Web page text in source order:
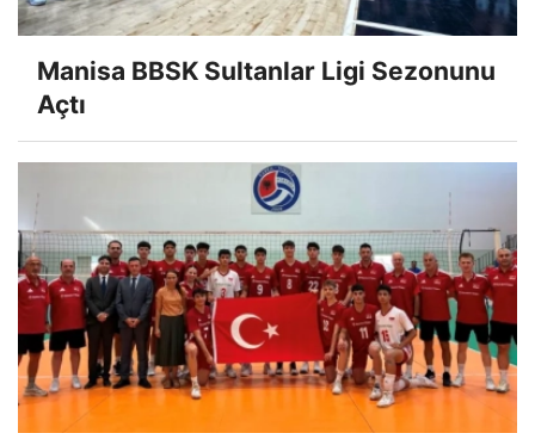
Manisa BBSK Sultanlar Ligi Sezonunu
Açtı